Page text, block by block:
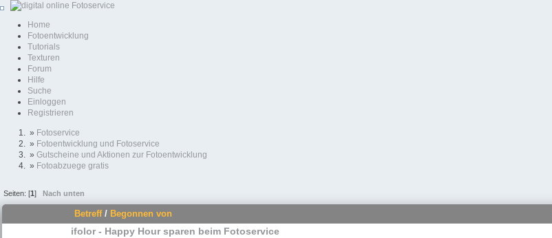
Home
Fotoentwicklung
Tutorials
Texturen
Forum
Hilfe
Suche
Einloggen
Registrieren
» Fotoservice
» Fotoentwicklung und Fotoservice
» Gutscheine und Aktionen zur Fotoentwicklung
» Fotoabzuege gratis
Seiten: [1] Nach unten
Betreff/ Begonnen von
ifolor - Happy Hour sparen beim Fotoservice